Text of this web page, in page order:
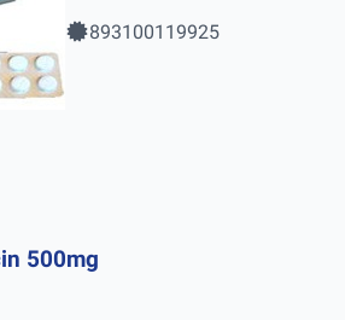
893100119925
500mg